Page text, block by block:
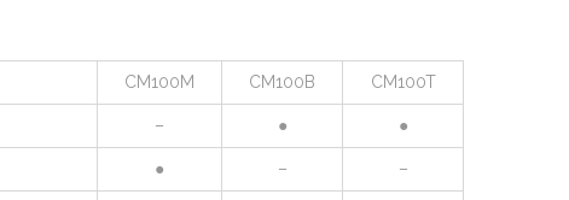
CM100M CM100B CM100T
– ● ●
● – –